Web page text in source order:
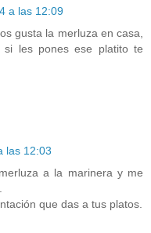
a las 12:09
gusta la merluza en casa,
les pones ese platito te
las 12:03
a la marinera y me
que das a tus platos.